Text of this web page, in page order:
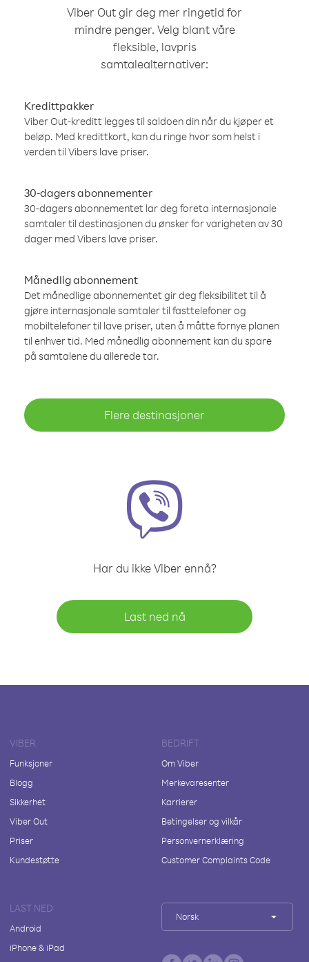
Viber Out gir deg mer ringetid for
mindre penger. Velg blant våre
fleksible, lavpris
samtalealternativer:
Kredittpakker
Viber Out-kreditt legges til saldoen din når du kjøper et
beløp. Med kredittkort, kan du ringe hvor som helst i
verden til Vibers lave priser.
30-dagers abonnementer
30-dagers abonnementet lar deg foreta internasjonale
samtaler til destinasjonen du ønsker for varigheten av 30
dager med Vibers lave priser.
Månedlig abonnement
Det månedlige abonnementet gir deg fleksibilitet til å
gjøre internasjonale samtaler til fasttelefoner og
mobiltelefoner til lave priser, uten å måtte fornye planen
til enhver tid. Med månedlig abonnement kan du spare
på samtalene du allerede tar.
Flere destinasjoner
Har du ikke Viber ennå?
Last ned nå
VIBER
Funksjoner
Blogg
Sikkerhet
Viber Out
Priser
Kundestøtte
BEDRIFT
Om Viber
Merkevaresenter
Karrierer
Betingelser og vilkår
Personvernerklæring
Customer Complaints Code
LAST NED
Android
iPhone & iPad
Norsk